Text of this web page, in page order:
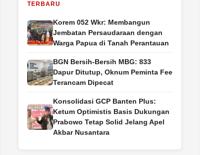
TERBARU
Korem 052 Wkr: Membangun
Jembatan Persaudaraan dengan
Warga Papua di Tanah Perantauan
BGN Bersih-Bersih MBG: 833
Dapur Ditutup, Oknum Peminta Fee
Terancam Dipecat
Konsolidasi GCP Banten Plus:
Ketum Optimistis Basis Dukungan
Prabowo Tetap Solid Jelang Apel
Akbar Nusantara